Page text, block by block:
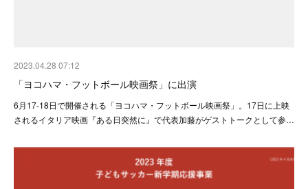
2023.04.28 07:12
「ヨコハマ・フットボール映画祭」に出演
6月17-18日で開催される「ヨコハマ・フットボール映画祭」。17日に上映
されるイタリア映画『ある日突然に』で代表加藤がゲストトークとして参…